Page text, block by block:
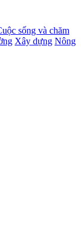
sống và chăm
Xây dựng Nông